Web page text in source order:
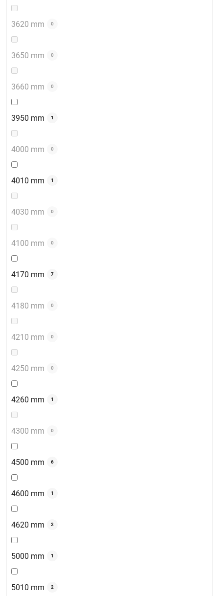
3620 mm 0
3650 mm 0
3660 mm 0
3950 mm 1
4000 mm 0
4010 mm 1
4030 mm 0
4100 mm 0
4170 mm 7
4180 mm 0
4210 mm 0
4250 mm 0
4260 mm 1
4300 mm 0
4500 mm 6
4600 mm 1
4620 mm 2
5000 mm 1
5010 mm 2